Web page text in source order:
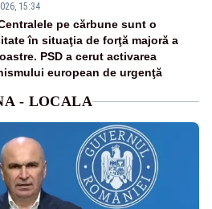
15:34
pe cărbune sunt o
în situaţia de forţă majoră a
PSD a cerut activarea
european de urgenţă
- LOCALA